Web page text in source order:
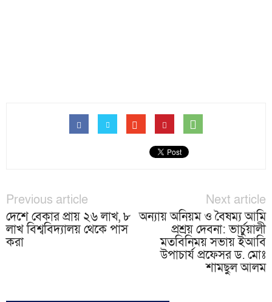
Previous article
দেশে বেকার প্রায় ২৬ লাখ, ৮
লাখ বিশ্ববিদ্যালয় থেকে পাস
করা
Next article
অন্যায় অনিয়ম ও বৈষম্য আমি
প্রশ্রয় দেবনা: ভার্চুয়ালী
মতবিনিময় সভায় ইআবি
উপাচার্য প্রফেসর ড. মোঃ
শামছুল আলম